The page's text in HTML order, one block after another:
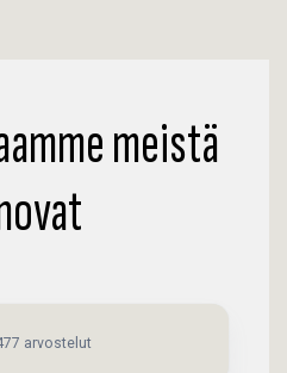
meistä
arvostelut